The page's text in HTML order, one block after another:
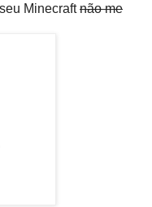
Minecraftnão me